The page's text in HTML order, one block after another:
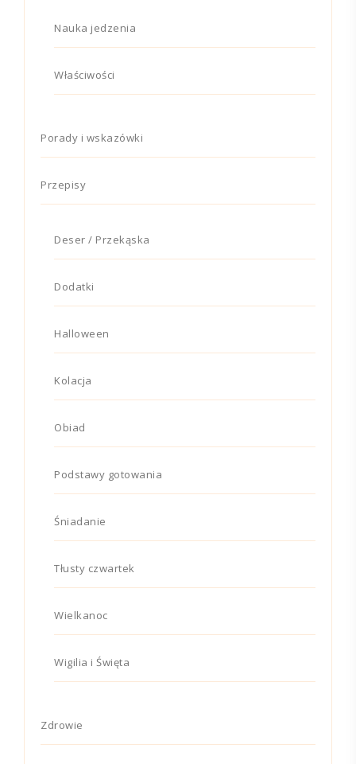
Nauka jedzenia
Właściwości
Porady i wskazówki
Przepisy
Deser / Przekąska
Dodatki
Halloween
Kolacja
Obiad
Podstawy gotowania
Śniadanie
Tłusty czwartek
Wielkanoc
Wigilia i Święta
Zdrowie